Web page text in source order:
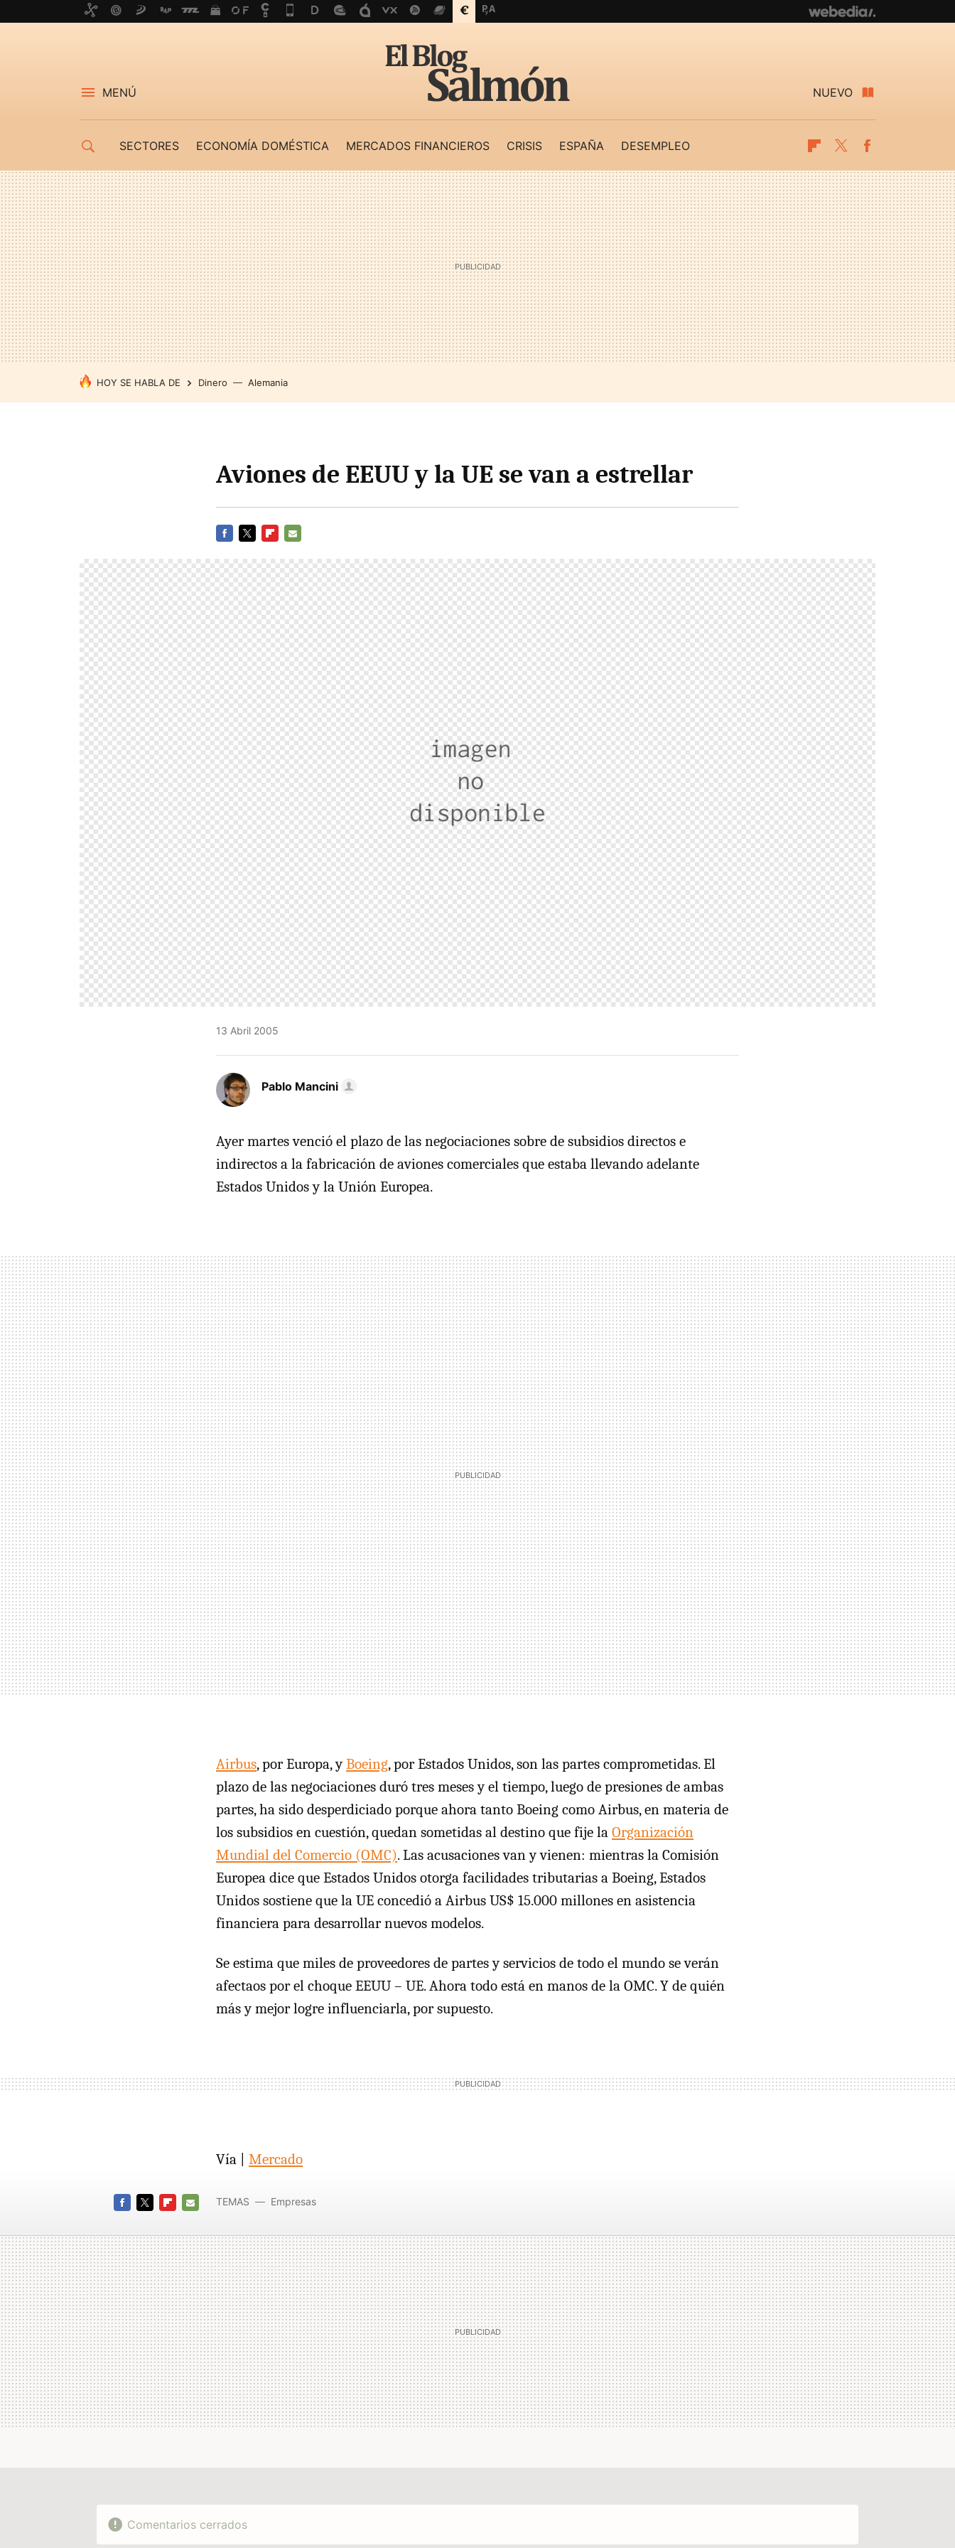
MENÚ NUEVO
SECTORES ECONOMÍA DOMÉSTICA MERCADOS FINANCIEROS CRISIS ESPAÑA DESEMPLEO Flipboard
Twitter
HOY SE HABLA DE Dinero Alemania
Aviones de EEUU y la UE se van a estrellar
MAIL
13 Abril 2005
Pablo Mancini
Ayer martes venció el plazo de las negociaciones sobre de subsidios directos e
indirectos a la fabricación de aviones comerciales que estaba llevando adelante
Estados Unidos y la Unión Europea.
Airbus, por Europa, yBoeing, por Estados Unidos, son las partes comprometidas. El
plazo de las negociaciones duró tres meses y el tiempo, luego de presiones de ambas
partes, ha sido desperdiciado porque ahora tanto Boeing como Airbus, en materia de
los subsidios en cuestión, quedan sometidas al destino que fije la Organización
Mundial del Comercio (OMC). Las acusaciones van y vienen: mientras la Comisión
Europea dice que Estados Unidos otorga facilidades tributarias a Boeing, Estados
Unidos sostiene que la UE concedió a Airbus US$ 15.000 millones en asistencia
financiera para desarrollar nuevos modelos.
Se estima que miles de proveedores de partes y servicios de todo el mundo se verán
afectaos por el choque EEUU – UE. Ahora todo está en manos de la OMC. Y de quién
más y mejor logre influenciarla, por supuesto.
Vía | Mercado
MAIL
TEMAS Empresas
Comentarios cerrados